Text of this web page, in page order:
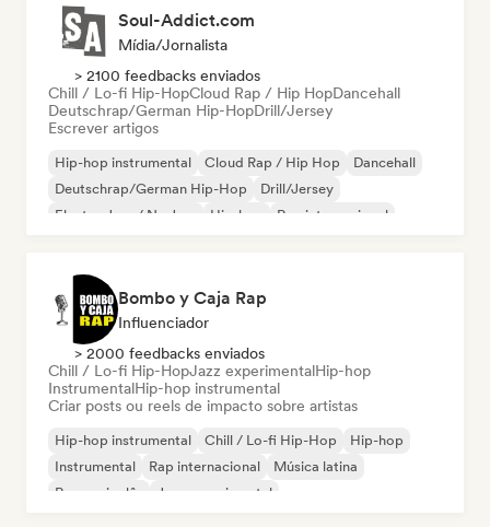
Soul-Addict.com
Mídia/Jornalista
> 2100 feedbacks enviados
Chill / Lo-fi Hip-HopCloud Rap / Hip HopDancehall
Deutschrap/German Hip-HopDrill/Jersey
Escrever artigos
Hip-hop instrumental Cloud Rap / Hip Hop
Dancehall
Deutschrap/German Hip-Hop
Drill/Jersey
Electro Jazz / Nu Jazz
Hip-hop Rap internacional
Bombo y Caja Rap
Influenciador
> 2000 feedbacks enviados
Chill / Lo-fi Hip-HopJazz experimentalHip-hop
InstrumentalHip-hop instrumental
Criar posts ou reels de impacto sobre artistas
Hip-hop instrumental Chill / Lo-fi Hip-Hop
Hip-hop
Instrumental
Rap internacional
Música latina
Rap em inglês
Jazz experimental